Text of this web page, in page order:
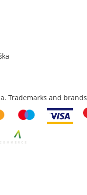
Trademarks and brands